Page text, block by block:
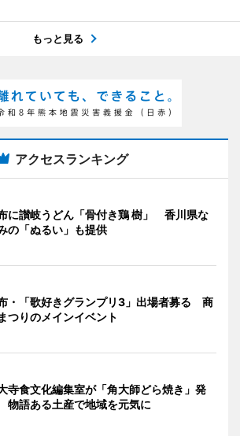
もっと見る
アクセスランキング
に讃岐うどん「骨付き鶏 樹」 香川県な
の「ぬるい」も提供
・「歌好きグランプリ3」出場者募る 商
つりのメインイベント
寺食文化編集室が「角大師どら焼き」発
語ある土産で地域を元気に